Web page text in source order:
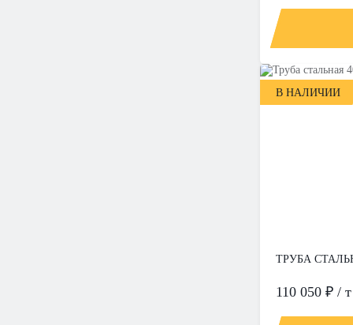
В НАЛИЧИИ
ТРУБА
110 050 ₽ / т